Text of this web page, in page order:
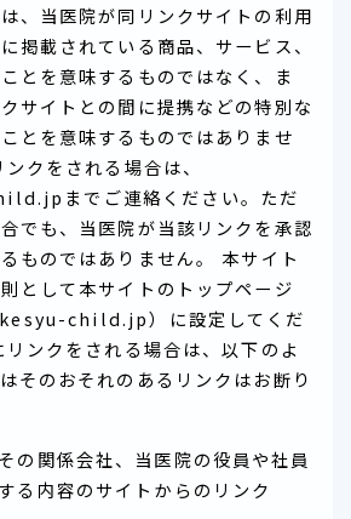
、当医院が同リンクサイトの利用
掲載されている商品、サービス、
とを意味するものではなく、ま
サイトとの間に提携などの特別な
とを意味するものではありませ
クをされる場合は、
までご連絡ください。ただ
でも、当医院が当該リンクを承認
ものではありません。 本サイト
として本サイトのトップページ
child.jp）に設定してくだ
ンクをされる場合は、以下のよ
そのおそれのあるリンクはお断り
の関係会社、当医院の役員や社員
る内容のサイトからのリンク